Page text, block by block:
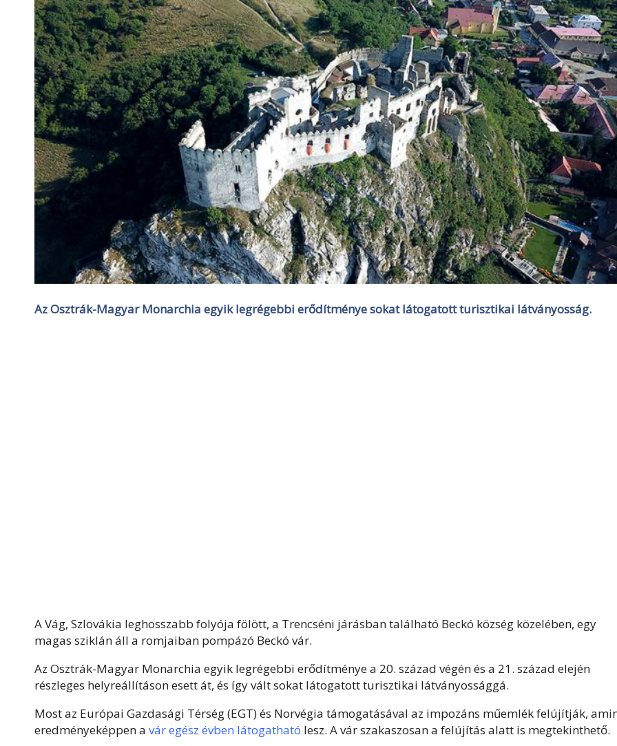
Az Osztrák-Magyar Monarchia egyik legrégebbi erődítménye sokat látogatott turisztikai látványosság.
A Vág, Szlovákia leghosszabb folyója fölött, a Trencséni járásban található Beckó község közelében, egy
magas sziklán áll a romjaiban pompázó Beckó vár.
Az Osztrák-Magyar Monarchia egyik legrégebbi erődítménye a 20. század végén és a 21. század elején
részleges helyreállításon esett át, és így vált sokat látogatott turisztikai látványossággá.
Most az Európai Gazdasági Térség (EGT) és Norvégia támogatásával az impozáns műemlék felújítják,
eredményeképpen a vár egész évben látogatható lesz. A vár szakaszosan a felújítás alatt is megtekinthető.